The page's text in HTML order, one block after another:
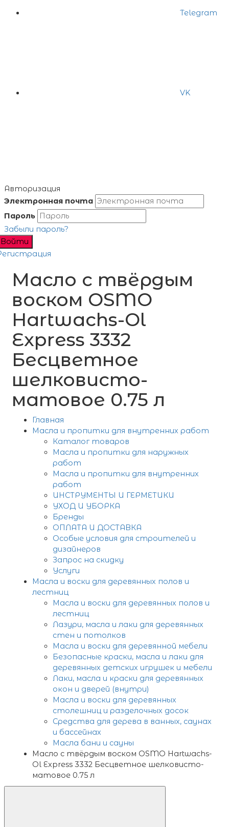
Telegram
VK
Авторизация
Электронная почта
Пароль
Забыли пароль?
Войти
Масло с твёрдым
воском OSMO
Hartwachs-Ol
Express 3332
Бесцветное
шелковисто-
матовое 0.75 л
Главная
Масла и пропитки для внутренних работ
Каталог товаров
Масла и пропитки для наружных
работ
Масла и пропитки для внутренних
работ
ИНСТРУМЕНТЫ И ГЕРМЕТИКИ
УХОД И УБОРКА
Бренды
ОПЛАТА И ДОСТАВКА
Особые условия для строителей и
дизайнеров
Запрос на скидку
Услуги
Масла и воски для деревянных полов и
лестниц
Масла и воски для деревянных полов и
лестниц
Лазури, масла и лаки для деревянных
стен и потолков
Масла и воски для деревянной мебели
Безопасные краски, масла и лаки для
деревянных детских игрушек и мебели
Лаки, масла и краски для деревянных
окон и дверей (внутри)
Масла и воски для деревянных
столешниц и разделочных досок
Средства для дерева в ванных, саунах
и бассейнах
Масла бани и сауны
Масло с твёрдым воском OSMO Hartwachs-
Ol Express 3332 Бесцветное шелковисто-
матовое 0.75 л